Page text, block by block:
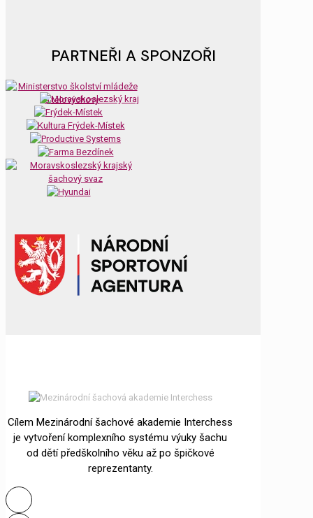
PARTNEŘI A SPONZOŘI
Cílem Mezinárodní šachové akademie Interchess
je vytvoření komplexního systému výuky šachu
od dětí předškolního věku až po špičkové
reprezentanty.